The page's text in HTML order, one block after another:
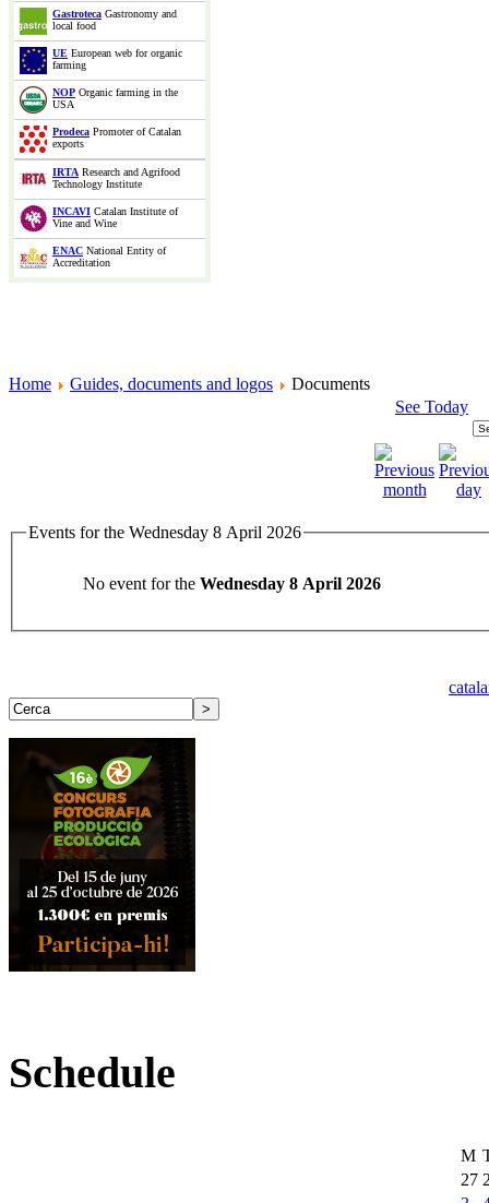
Gastroteca Gastronomy and
local food
UE European web for organic
farming
NOP Organic farming in the
USA
Prodeca Promoter of Catalan
exports
IRTA Research and Agrifood
Technology Institute
INCAVI Catalan Institute of
Vine and Wine
ENAC National Entity of
Accreditation
Home Guides, documents and logos
Documents
See Today
Events for the Wednesday 8 April 2026
No event for the Wednesday 8 April 2026
Schedule
M
27